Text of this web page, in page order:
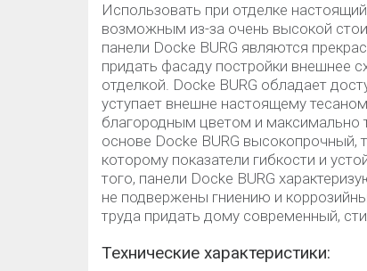
Использовать при отделке
возможным из-за очень высокой
панели Docke BURG являются
придать фасаду постройки внешнее
отделкой. Docke BURG обладает
уступает внешне настоящему
благородным цветом и максимально
основе Docke BURG высокопрочный,
которому показатели гибкости и
того, панели Docke BURG
не подвержены гниению и
труда придать дому современный,
Технические характеристики: